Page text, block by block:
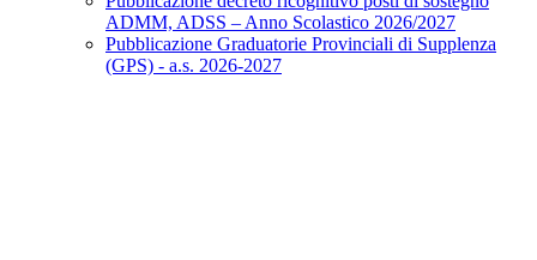
ADMM, ADSS – Anno Scolastico 2026/2027
Pubblicazione Graduatorie Provinciali di Supplenza
(GPS) - a.s. 2026-2027